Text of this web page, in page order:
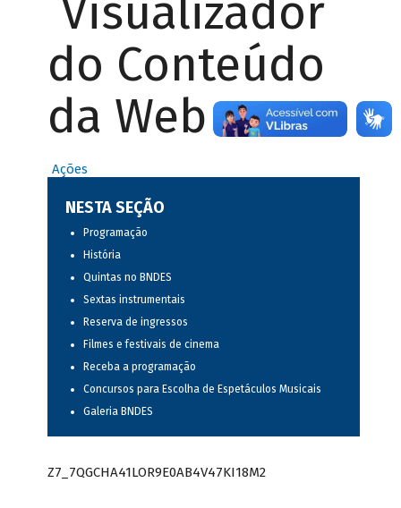
Visualizador
do Conteúdo
da Web
Ações
NESTA SEÇÃO
Programação
História
Quintas no BNDES
Sextas instrumentais
Reserva de ingressos
Filmes e festivais de cinema
Receba a programação
Concursos para Escolha de Espetáculos Musicais
Galeria BNDES
Z7_7QGCHA41LOR9E0AB4V47KI18M2